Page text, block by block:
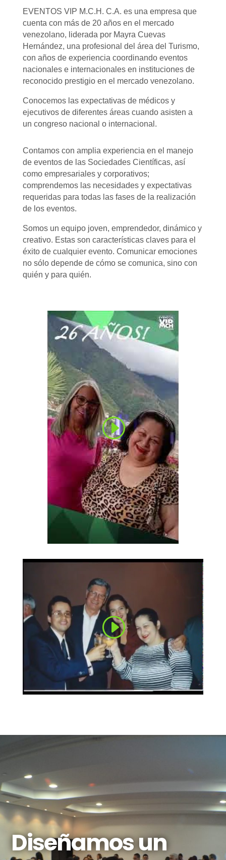
EVENTOS VIP M.C.H. C.A. es una empresa que
cuenta con más de 20 años en el mercado
venezolano, liderada por Mayra Cuevas
Hernández, una profesional del área del Turismo,
con años de experiencia coordinando eventos
nacionales e internacionales en instituciones de
reconocido prestigio en el mercado venezolano.
Conocemos las expectativas de médicos y
ejecutivos de diferentes áreas cuando asisten a
un congreso nacional o internacional.
Contamos con amplia experiencia en el manejo
de eventos de las Sociedades Científicas, así
como empresariales y corporativos;
comprendemos las necesidades y expectativas
requeridas para todas las fases de la realización
de los eventos.
Somos un equipo joven, emprendedor, dinámico y
creativo. Estas son características claves para el
éxito de cualquier evento. Comunicar emociones
no sólo depende de cómo se comunica, sino con
quién y para quién.
Diseñamos un